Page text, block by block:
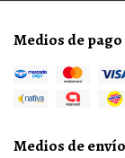
Medios de pago
Medios de envío